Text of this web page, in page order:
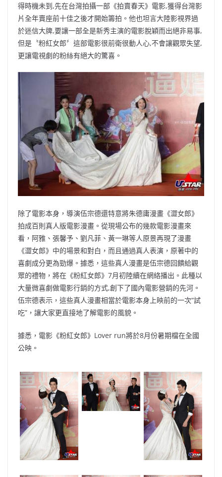
得時機未到,先在台灣拍攝一部《拍賣春天》電影,獲得台灣影
片全年賣座前十佳之後才開始籌拍。他也坦言大陸影視界過
於迷信大牌,要讓一部全是新秀主演的電影脫穎而出絕非易事,
但是〝粉紅女郎〞這部電影很前衛很動人心,不會讓觀眾失望,
更讓電視劇的粉絲有絕大的驚喜。
除了電影本身，導演伍宗德還特意將朱德庸漫畫《澀女郎》
拍成百則真人版電影漫畫。從現場公布的幾款電影漫畫來
看，阿雅、張馨予、劉凡菲、黃一琳等人原景再現了漫畫
《澀女郎》中的場景和對白，而且通過真人表演，原著中的
喜劇成分更為勁爆。據悉，這些真人漫畫是伍宗德回饋給觀
眾的禮物，將在《粉紅女郎》7月初陸續在網絡播出。此種以
大量微喜劇做電影行銷的方式,創下了國內電影營銷的先河。
伍宗德表示，這些真人漫畫相當於電影本身上映前的一次“試
吃”，讓大家更直接地了解電影的風貌。
據悉，電影《粉紅女郎》Lover run將於8月份暑期檔在全國
公映。